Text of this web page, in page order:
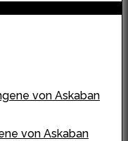
von Askaban